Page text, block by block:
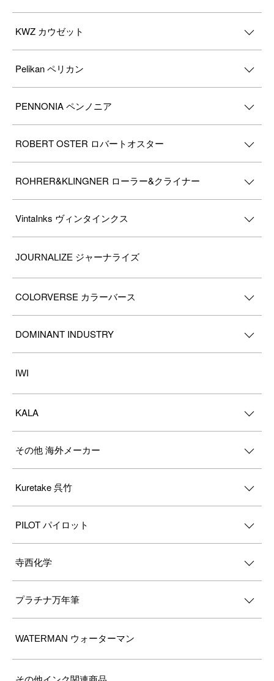
KWZ カウゼット
Pelikan ペリカン
PENNONIA ペンノニア
ROBERT OSTER ロバートオスター
ROHRER&KLINGNER ローラー&クライナー
VintaInks ヴィンタインクス
JOURNALIZE ジャーナライズ
COLORVERSE カラーバース
DOMINANT INDUSTRY
IWI
KALA
その他 海外メーカー
Kuretake 呉竹
PILOT パイロット
寺西化学
プラチナ万年筆
WATERMAN ウォーターマン